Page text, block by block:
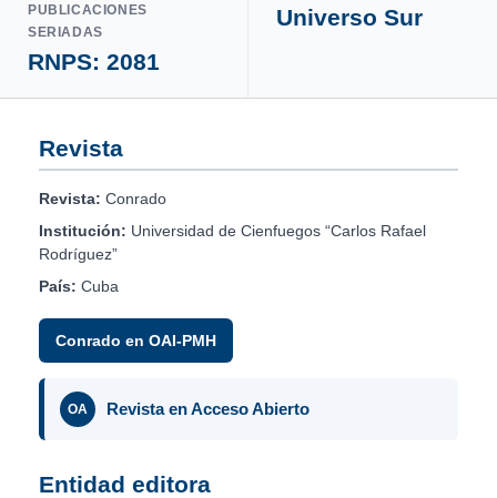
PUBLICACIONES
SERIADAS
RNPS: 2081
Universo Sur
Revista
Revista: Conrado
Institución: Universidad de Cienfuegos “Carlos Rafael
Rodríguez”
País: Cuba
Conrado en OAI-PMH
OA Revista en Acceso Abierto
Entidad editora